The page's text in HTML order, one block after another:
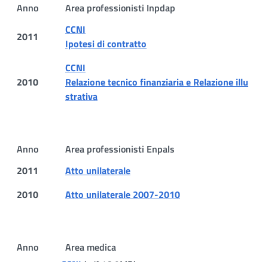
Anno
Area professionisti Inpdap
2011
CCNI
Ipotesi di contratto
2010
CCNI
Relazione tecnico finanziaria e Relazione illu
strativa
Anno
Area professionisti Enpals
2011
Atto unilaterale
2010
Atto unilaterale 2007-2010
Anno
Area medica